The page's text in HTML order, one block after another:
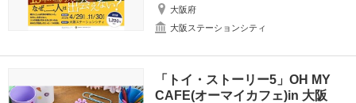
大阪府
大阪ステーションシティ
「トイ・ストーリー5」OH MY
CAFE(オーマイカフェ)in 大阪